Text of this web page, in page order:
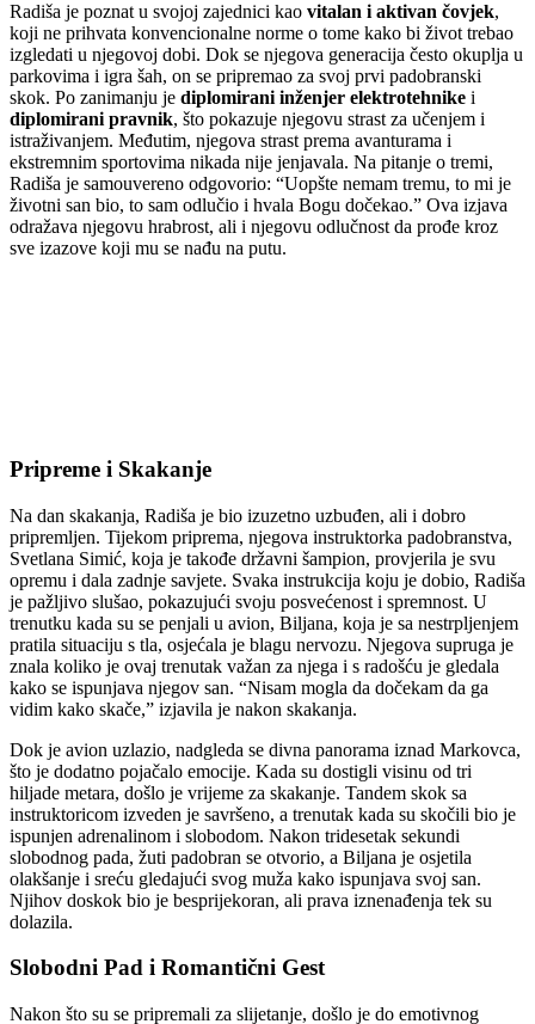
Radiša je poznat u svojoj zajednici kao vitalan i aktivan čovjek,
koji ne prihvata konvencionalne norme o tome kako bi život trebao
izgledati u njegovoj dobi. Dok se njegova generacija često okuplja u
parkovima i igra šah, on se pripremao za svoj prvi padobranski
skok. Po zanimanju je diplomirani inženjer elektrotehnike i
diplomirani pravnik, što pokazuje njegovu strast za učenjem i
istraživanjem. Međutim, njegova strast prema avanturama i
ekstremnim sportovima nikada nije jenjavala. Na pitanje o tremi,
Radiša je samouvereno odgovorio: “Uopšte nemam tremu, to mi je
životni san bio, to sam odlučio i hvala Bogu dočekao.” Ova izjava
odražava njegovu hrabrost, ali i njegovu odlučnost da prođe kroz
sve izazove koji mu se nađu na putu.
Pripreme i Skakanje
Na dan skakanja, Radiša je bio izuzetno uzbuđen, ali i dobro
pripremljen. Tijekom priprema, njegova instruktorka padobranstva,
Svetlana Simić, koja je takođe državni šampion, provjerila je svu
opremu i dala zadnje savjete. Svaka instrukcija koju je dobio, Radiša
je pažljivo slušao, pokazujući svoju posvećenost i spremnost. U
trenutku kada su se penjali u avion, Biljana, koja je sa nestrpljenjem
pratila situaciju s tla, osjećala je blagu nervozu. Njegova supruga je
znala koliko je ovaj trenutak važan za njega i s radošću je gledala
kako se ispunjava njegov san. “Nisam mogla da dočekam da ga
vidim kako skače,” izjavila je nakon skakanja.
Dok je avion uzlazio, nadgleda se divna panorama iznad Markovca,
što je dodatno pojačalo emocije. Kada su dostigli visinu od tri
hiljade metara, došlo je vrijeme za skakanje. Tandem skok sa
instruktoricom izveden je savršeno, a trenutak kada su skočili bio je
ispunjen adrenalinom i slobodom. Nakon tridesetak sekundi
slobodnog pada, žuti padobran se otvorio, a Biljana je osjetila
olakšanje i sreću gledajući svog muža kako ispunjava svoj san.
Njihov doskok bio je besprijekoran, ali prava iznenađenja tek su
dolazila.
Slobodni Pad i Romantični Gest
Nakon što su se pripremali za slijetanje, došlo je do emotivnog